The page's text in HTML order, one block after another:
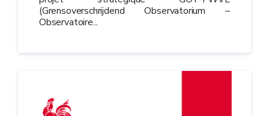
(Grensoverschrijdend Observatorium –
Observatoire...